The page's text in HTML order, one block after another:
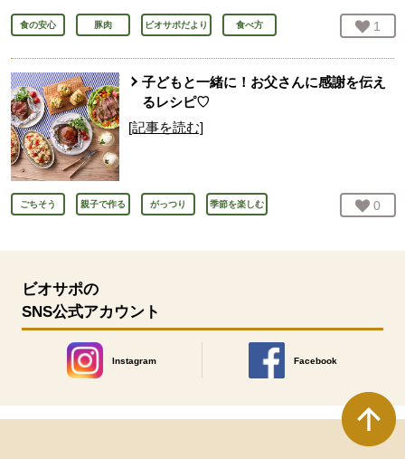
食の安心 豚肉 ビオサポだより 食べ方 お気
1
子どもと一緒に！お父さんに感謝を伝え
るレシピ♡
[記事を読む]
ごちそう 親子で作る がっつり 季節を楽しむ お気
0
ビオサポの
SNS公式アカウント
Instagram
別のウィンドウで開きます。
Facebook
別のウィンドウで開きます